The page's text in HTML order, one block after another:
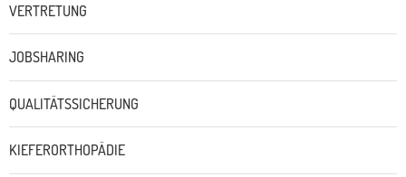
VERTRETUNG
JOBSHARING
QUALITÄTSSICHERUNG
KIEFERORTHOPÄDIE